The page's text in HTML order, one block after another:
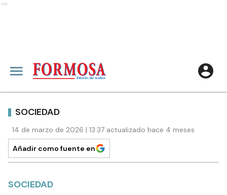
Ads
SOCIEDAD
14 de marzo de 2026 | 13:37 actualizado hace 4 meses
Añadir como fuente en
SOCIEDAD